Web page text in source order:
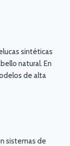
sintéticas
natural. En
de alta
sistemas de